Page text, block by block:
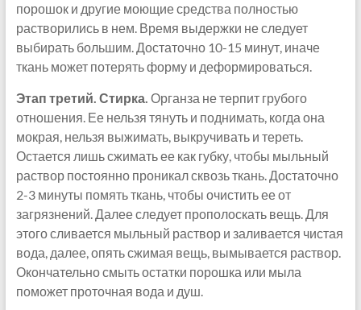
порошок и другие моющие средства полностью
растворились в нем. Время выдержки не следует
выбирать большим. Достаточно 10-15 минут, иначе
ткань может потерять форму и деформироваться.
Этап третий. Стирка. Органза не терпит грубого
отношения. Ее нельзя тянуть и поднимать, когда она
мокрая, нельзя выжимать, выкручивать и тереть.
Остается лишь сжимать ее как губку, чтобы мыльный
раствор постоянно проникал сквозь ткань. Достаточно
2-3 минуты помять ткань, чтобы очистить ее от
загрязнений. Далее следует прополоскать вещь. Для
этого сливается мыльный раствор и заливается чистая
вода, далее, опять сжимая вещь, вымывается раствор.
Окончательно смыть остатки порошка или мыла
поможет проточная вода и душ.